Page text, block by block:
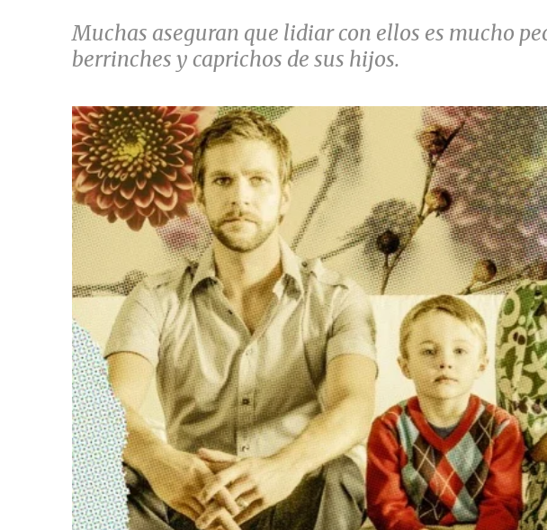
Muchas aseguran que lidiar con ellos es mucho
berrinches y caprichos de sus hijos.